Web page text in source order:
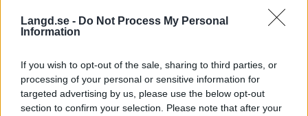
Langd.se - Do Not Process My Personal
Information
If you wish to opt-out of the sale, sharing to third parties, or
processing of your personal or sensitive information for
targeted advertising by us, please use the below opt-out
section to confirm your selection. Please note that after your
Ta dig i mål/ nybörjaren startled 10. Antal pass
1/ Distans 1 tim + allmän styrka 0.15 tim